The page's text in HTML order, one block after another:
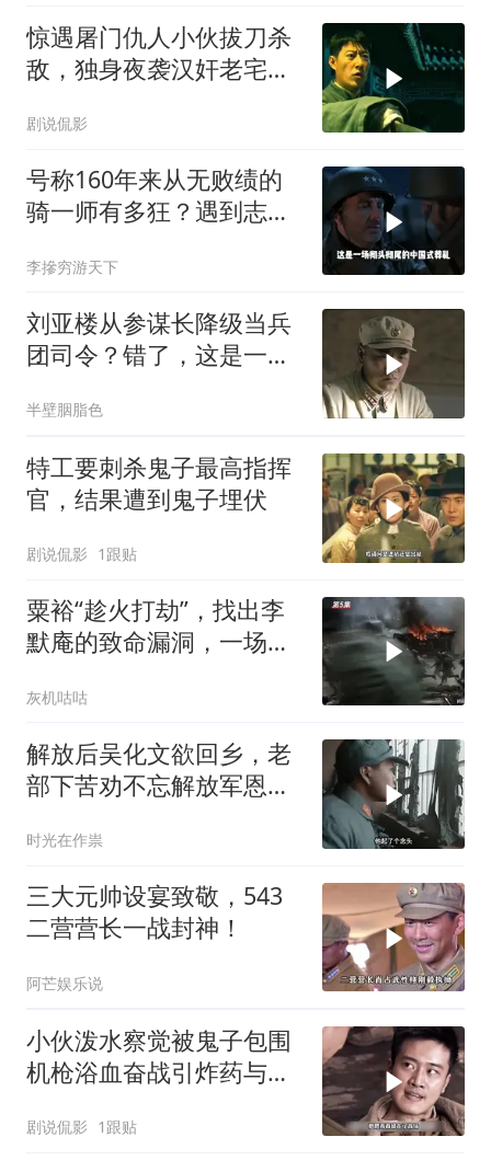
惊遇屠门仇人小伙拔刀杀
敌，独身夜袭汉奸老宅了
剧说侃影
号称160年来从无败绩的
骑一师有多狂？遇到志愿
李摻穷游天下
刘亚楼从参谋长降级当兵
团司令？错了，这是一次
半壁胭脂色
特工要刺杀鬼子最高指挥
官，结果遭到鬼子埋伏
剧说侃影 1跟贴
粟裕“趁火打劫”，找出李
默庵的致命漏洞，一场闪
灰机咕咕
解放后吴化文欲回乡，老
部下苦劝不忘解放军恩情
时光在作祟
三大元帅设宴致敬，543
二营营长一战封神！
阿芒娱乐说
小伙泼水察觉被鬼子包围
机枪浴血奋战引炸药与敌
剧说侃影 1跟贴